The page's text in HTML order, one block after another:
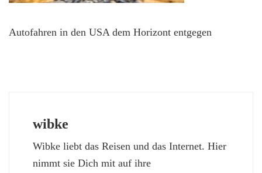
Autofahren in den USA dem Horizont entgegen
wibke
Wibke liebt das Reisen und das Internet. Hier
nimmt sie Dich mit auf ihre